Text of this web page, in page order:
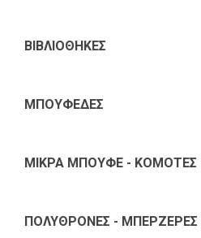
ΒΙΒΛΙΟΘΗΚΕΣ
ΜΠΟΥΦΕΔΕΣ
ΜΙΚΡΑ ΜΠΟΥΦΕ - ΚΟΜΟΤΕΣ
ΠΟΛΥΘΡΟΝΕΣ - ΜΠΕΡΖΕΡΕΣ